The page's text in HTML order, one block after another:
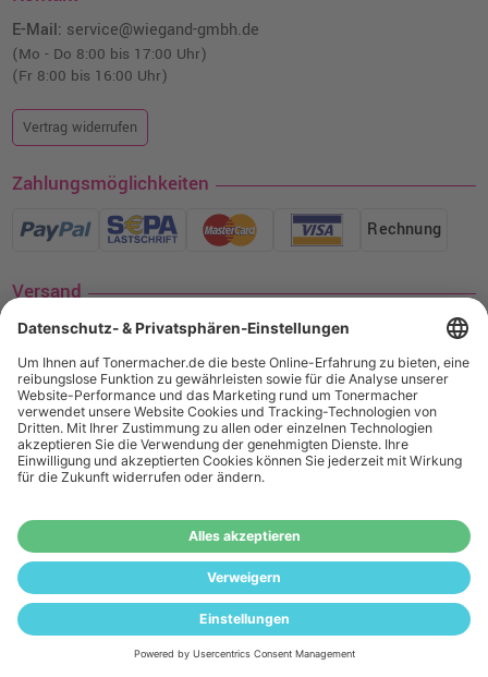
E-Mail: service@wiegand-gmbh.de
(Mo - Do 8:00 bis 17:00 Uhr)
(Fr 8:00 bis 16:00 Uhr)
Vertrag widerrufen
Zahlungsmöglichkeiten
Rechnung
Versand
Social Media
Versand für Sie kostenfrei.